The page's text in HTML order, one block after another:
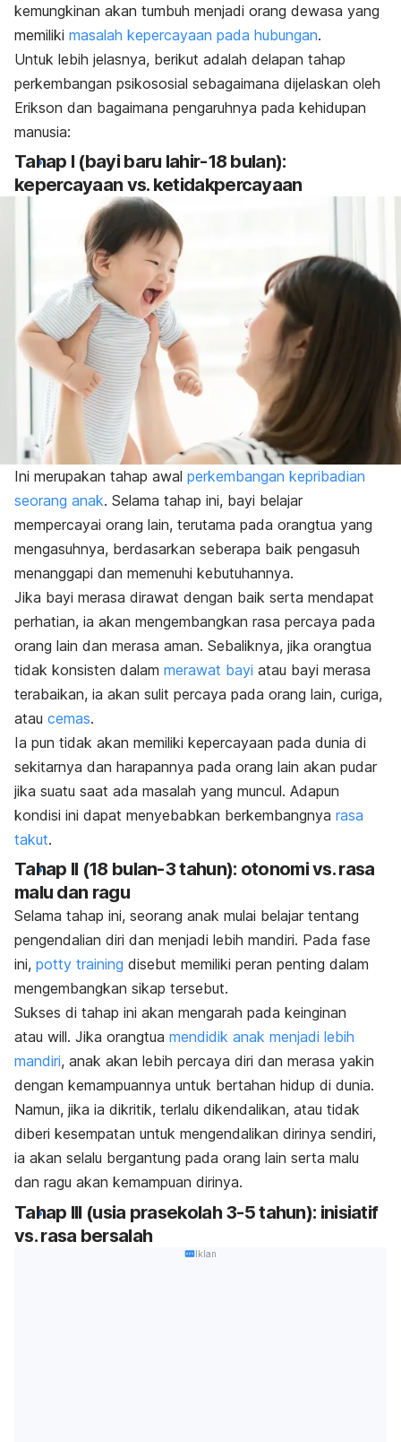
kemungkinan akan tumbuh menjadi orang dewasa yang
memiliki masalah kepercayaan pada hubungan.
Untuk lebih jelasnya, berikut adalah delapan tahap
perkembangan psikososial sebagaimana dijelaskan oleh
Erikson dan bagaimana pengaruhnya pada kehidupan
manusia:
Tahap I (bayi baru lahir-18 bulan):
kepercayaan vs. ketidakpercayaan
Ini merupakan tahap awal perkembangan kepribadian
seorang anak. Selama tahap ini, bayi belajar
mempercayai orang lain, terutama pada orangtua yang
mengasuhnya, berdasarkan seberapa baik pengasuh
menanggapi dan memenuhi kebutuhannya.
Jika bayi merasa dirawat dengan baik serta mendapat
perhatian, ia akan mengembangkan rasa percaya pada
orang lain dan merasa aman. Sebaliknya, jika orangtua
tidak konsisten dalam merawat bayi atau bayi merasa
terabaikan, ia akan sulit percaya pada orang lain, curiga,
atau cemas.
Ia pun tidak akan memiliki kepercayaan pada dunia di
sekitarnya dan harapannya pada orang lain akan pudar
jika suatu saat ada masalah yang muncul. Adapun
kondisi ini dapat menyebabkan berkembangnya rasa
takut.
Tahap II (18 bulan-3 tahun): otonomi vs. rasa
malu dan ragu
Selama tahap ini, seorang anak mulai belajar tentang
pengendalian diri dan menjadi lebih mandiri. Pada fase
ini, potty training disebut memiliki peran penting dalam
mengembangkan sikap tersebut.
Sukses di tahap ini akan mengarah pada keinginan
atau will. Jika orangtua mendidik anak menjadi lebih
mandiri, anak akan lebih percaya diri dan merasa yakin
dengan kemampuannya untuk bertahan hidup di dunia.
Namun, jika ia dikritik, terlalu dikendalikan, atau tidak
diberi kesempatan untuk mengendalikan dirinya sendiri,
ia akan selalu bergantung pada orang lain serta malu
dan ragu akan kemampuan dirinya.
Tahap III (usia prasekolah 3-5 tahun): inisiatif
vs. rasa bersalah
Iklan